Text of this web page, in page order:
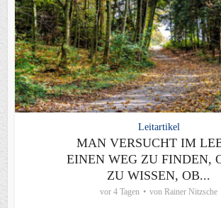
Leitartikel
MAN VERSUCHT IM
EINEN WEG ZU FINDEN,
ZU WISSEN, OB...
vor 4 Tagen von Rainer Nitzsche